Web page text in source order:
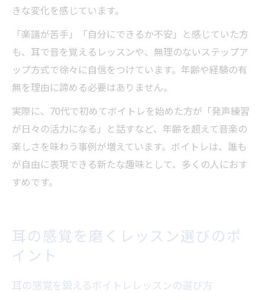
きな変化を感じています。
「楽譜が苦手」「自分にできるか不安」と感じていた方
も、耳で音を覚えるレッスンや、無理のないステップア
ップ方式で徐々に自信をつけています。年齢や経験の有
無を理由に諦める必要はありません。
実際に、70代で初めてボイトレを始めた方が「発声練習
が日々の活力になる」と話すなど、年齢を超えて音楽の
楽しさを味わう事例が増えています。ボイトレは、誰も
が自由に表現できる新たな趣味として、多くの人におす
すめです。
耳の感覚を磨くレッスン選びのポ
イント
耳の感覚を鍛えるボイトレレッスンの選び方